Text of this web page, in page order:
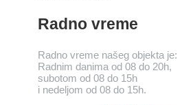
Radno vreme
Radno vreme našeg objekta je:
Radnim danima od 08 do 20h,
subotom od 08 do 15h
i nedeljom od 08 do 15h.